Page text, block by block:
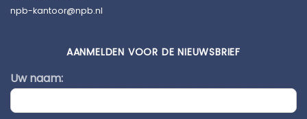
npb-kantoor@npb.nl
AANMELDEN VOOR DE NIEUWSBRIEF
Uw naam: